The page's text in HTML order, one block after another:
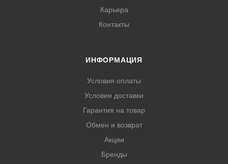
Карьера
Контакты
ИНФОРМАЦИЯ
Условия оплаты
Условия доставки
Гарантия на товар
Обмен и возврат
Акции
Бренды